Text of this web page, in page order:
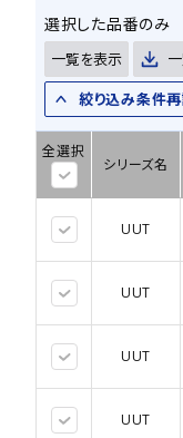
選択した品番のみ
一覧を表示
絞り込み条件
全選択
シリーズ名
UUT
UUT
UUT
UUT